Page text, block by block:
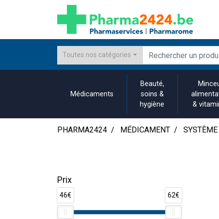
Toutes nos catégories
Médicaments
Beauté,
soins &
hygiène
&
PHARMA2424 MÉDICAMENT
Prix
46€ 62€